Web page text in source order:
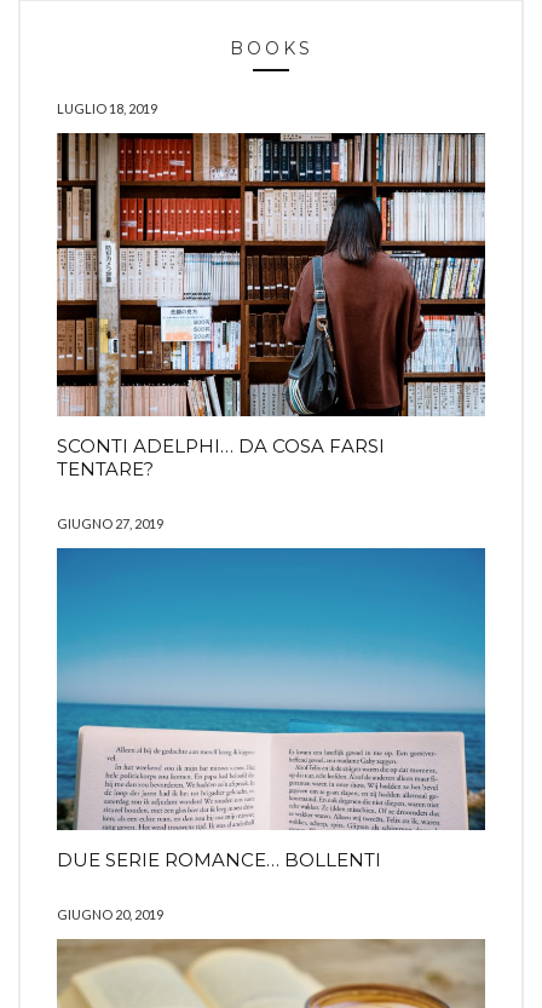
BOOKS
LUGLIO 18, 2019
SCONTI ADELPHI… DA COSA FARSI
TENTARE?
GIUGNO 27, 2019
DUE SERIE ROMANCE… BOLLENTI
GIUGNO 20, 2019